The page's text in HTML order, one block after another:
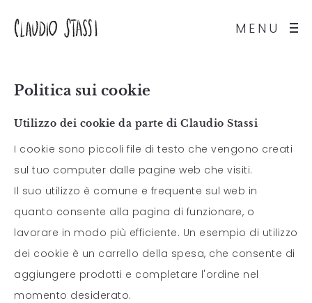
MENU
Politica sui cookie
Utilizzo dei cookie da parte di Claudio Stassi
I cookie sono piccoli file di testo che vengono creati
sul tuo computer dalle pagine web che visiti.
Il suo utilizzo è comune e frequente sul web in
quanto consente alla pagina di funzionare, o
lavorare in modo più efficiente. Un esempio di utilizzo
dei cookie è un carrello della spesa, che consente di
aggiungere prodotti e completare l'ordine nel
momento desiderato.